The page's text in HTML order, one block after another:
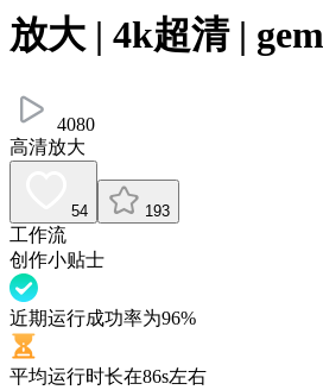
放大 | 4k超清 |
4080
高清放大
54 193
工作流
创作小贴士
近期运行成功率为96%
平均运行时长在86s左右